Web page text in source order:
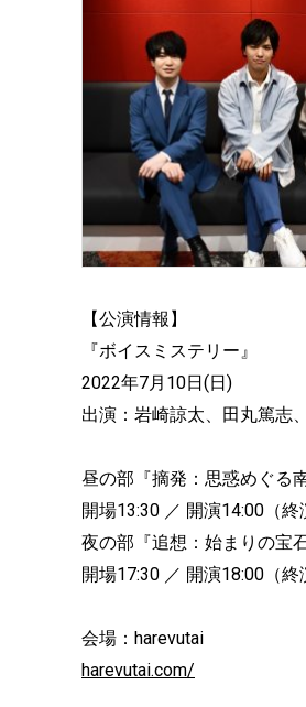
【公演情報】
『ボイスミステリー』
2022年7月10日(日)
出演：岩崎諒太、田丸篤志
昼の部『摘発：思惑めぐる
開場13:30 ／ 開演14:00（終
夜の部『追想：始まりの宝
開場17:30 ／ 開演18:00（終
会場：harevutai
harevutai.com/